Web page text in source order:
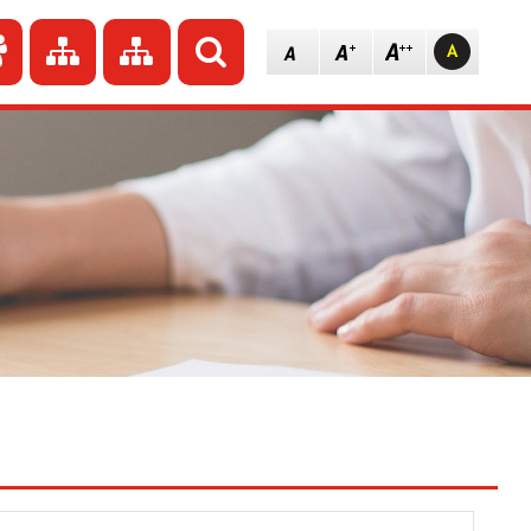
do strony głównej
do redakcji
Przejdź do mapy strony
Przejdź do mapy strony
Szukaj